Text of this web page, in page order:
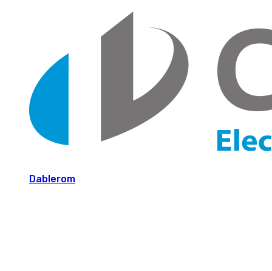
Dablerom